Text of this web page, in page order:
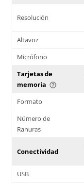
Resolución
Altavoz
Micrófono
Tarjetas de
memoria help_outline
Formato
Número de
Ranuras
Conectividad
USB